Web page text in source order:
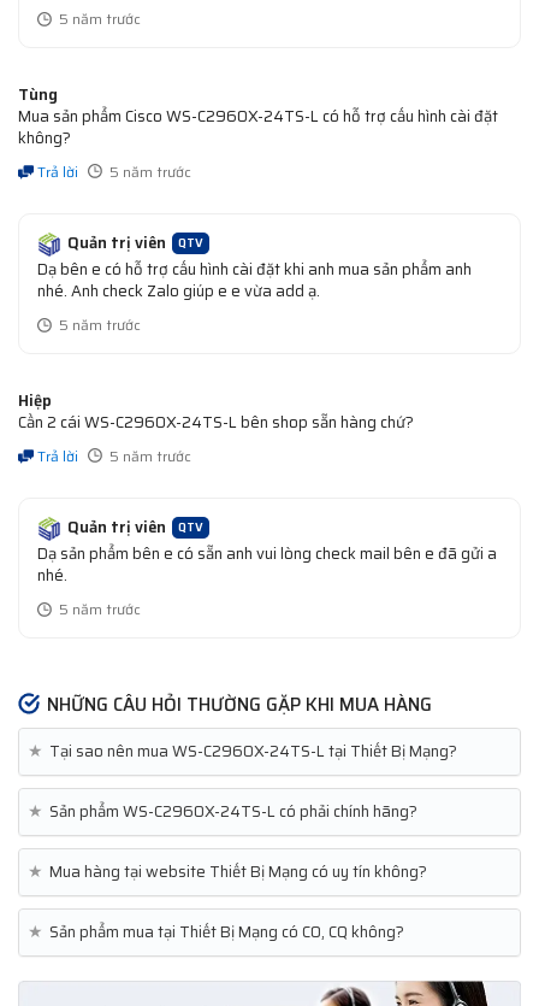
5 năm trước
Tùng
Mua sản phẩm Cisco WS-C2960X-24TS-L có hỗ trợ cấu hình cài đặt
không?
Trả lời 5 năm trước
Quản trị viên QTV
Dạ bên e có hỗ trợ cấu hình cài đặt khi anh mua sản phẩm anh
nhé. Anh check Zalo giúp e e vừa add ạ.
5 năm trước
Hiệp
Cần 2 cái WS-C2960X-24TS-L bên shop sẵn hàng chứ?
Trả lời 5 năm trước
Quản trị viên QTV
Dạ sản phẩm bên e có sẵn anh vui lòng check mail bên e đã gửi a
nhé.
5 năm trước
NHỮNG CÂU HỎI THƯỜNG GẶP KHI MUA HÀNG
★ Tại sao nên mua WS-C2960X-24TS-L tại Thiết Bị Mạng?
★ Sản phẩm WS-C2960X-24TS-L có phải chính hãng?
★ Mua hàng tại website Thiết Bị Mạng có uy tín không?
★ Sản phẩm mua tại Thiết Bị Mạng có CO, CQ không?